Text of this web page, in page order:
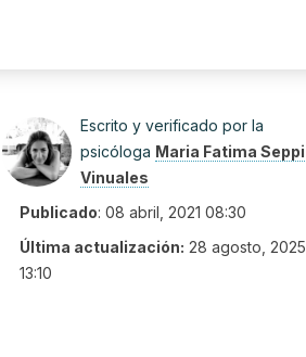
Escrito y verificado por la
psicóloga Maria Fatima Seppi
Vinuales
Publicado: 08 abril, 2021 08:30
Última actualización: 28 agosto, 2025
13:10